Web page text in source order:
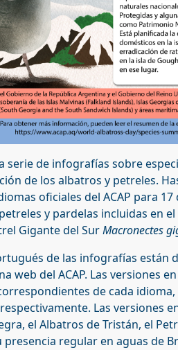
serie de infografías sobre
de los albatros y petreles.
oficiales del ACAP para 17
y pardelas incluidas en
Gigante del SurMacronectes
de las infografías están
web del ACAP. Las versiones
de cada
Las versiones
el Albatros de Tristán, el
regular en aguas de